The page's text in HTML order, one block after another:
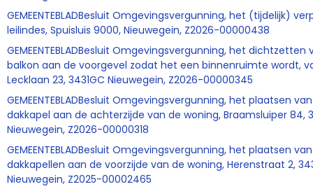
GEMEENTEBLADBesluit Omgevingsvergunning, het (tijdelijk)
leilindes, Spuisluis 9000, Nieuwegein, Z2026-00000438
GEMEENTEBLADBesluit Omgevingsvergunning, het dichtzetten
balkon aan de voorgevel zodat het een binnenruimte wordt,
Lecklaan 23, 3431GC Nieuwegein, Z2026-00000345
GEMEENTEBLADBesluit Omgevingsvergunning, het plaatsen
dakkapel aan de achterzijde van de woning, Braamsluiper 84,
Nieuwegein, Z2026-00000318
GEMEENTEBLADBesluit Omgevingsvergunning, het plaatsen
dakkapellen aan de voorzijde van de woning, Herenstraat 2,
Nieuwegein, Z2025-00002465